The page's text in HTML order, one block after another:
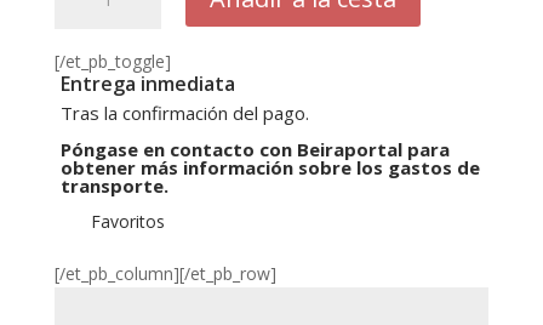
Arless
Oak
4MV
[/et_pb_toggle]
Entrega inmediata
Tras la confirmación del pago.
Póngase en contacto con Beiraportal para
obtener más información sobre los gastos de
transporte.
Favoritos
[/et_pb_column][/et_pb_row]